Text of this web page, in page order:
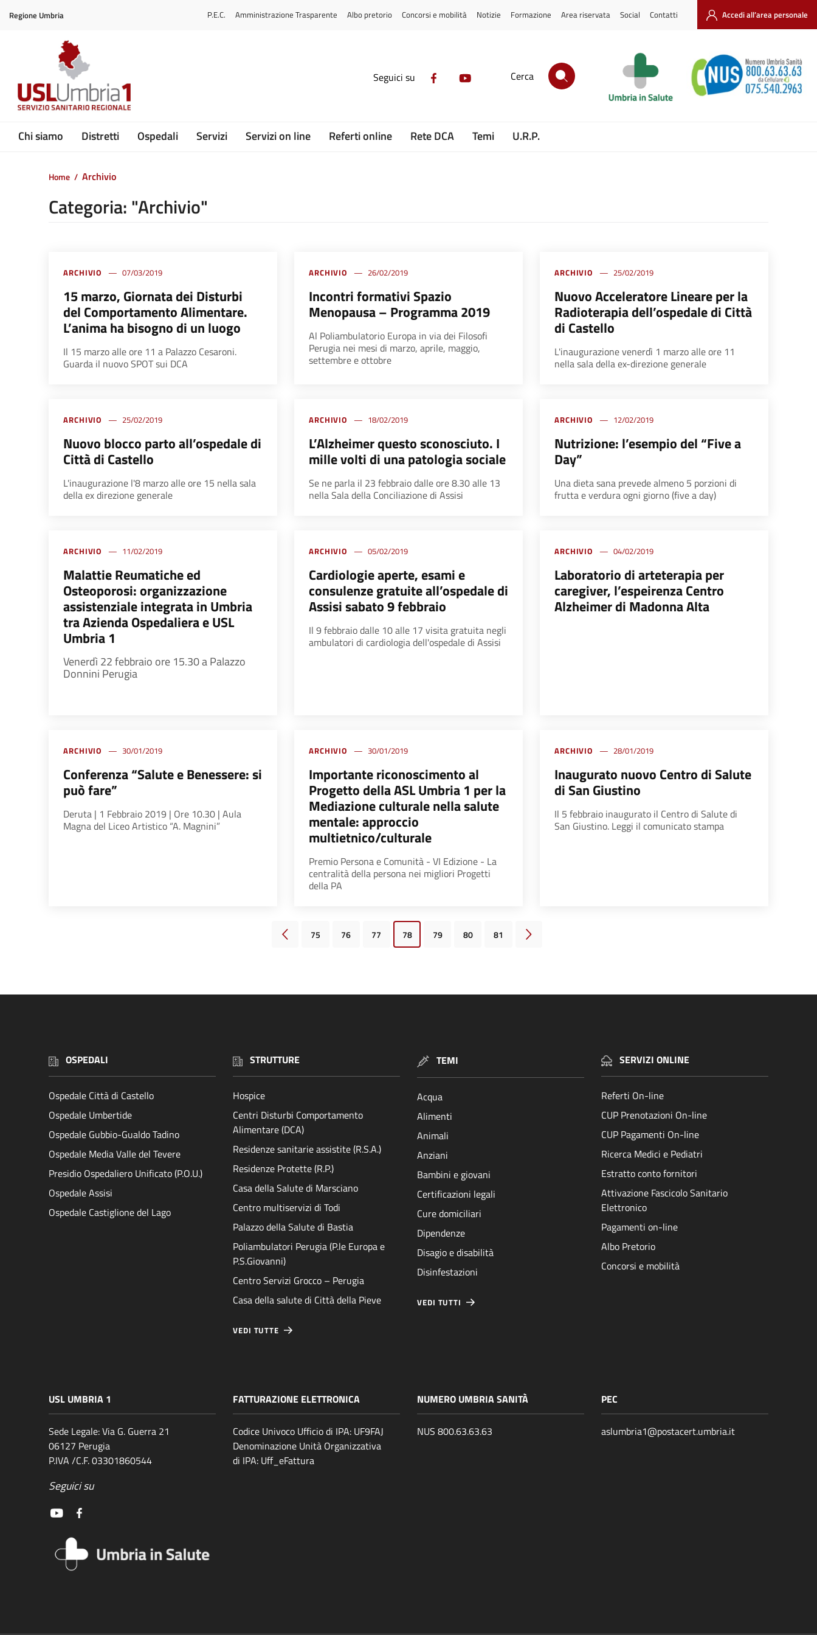
Vai al menu di navigazione
Vai al footer
Regione Umbria P.E.C. Amministrazione Trasparente Albo pretorio Concorsi e mobilità Notizie Formazione Area riservata Social Contatti Accedi all’area personale
Seguici su Cerca
Submenu
Chi siamo Distretti Ospedali Servizi Servizi on line Referti online Rete DCA Temi U.R.P.
Home / Archivio
Categoria: "Archivio"
ARCHIVIO 07/03/2019
15 marzo, Giornata dei Disturbi
del Comportamento Alimentare.
L’anima ha bisogno di un luogo
Il 15 marzo alle ore 11 a Palazzo Cesaroni.
Guarda il nuovo SPOT sui DCA
ARCHIVIO 26/02/2019
Incontri formativi Spazio
Menopausa – Programma 2019
Al Poliambulatorio Europa in via dei Filosofi
Perugia nei mesi di marzo, aprile, maggio,
settembre e ottobre
ARCHIVIO 25/02/2019
Nuovo Acceleratore Lineare per la
Radioterapia dell’ospedale di Città
di Castello
L'inaugurazione venerdì 1 marzo alle ore 11
nella sala della ex-direzione generale
ARCHIVIO 25/02/2019
Nuovo blocco parto all’ospedale di
Città di Castello
L'inaugurazione l'8 marzo alle ore 15 nella sala
della ex direzione generale
ARCHIVIO 18/02/2019
L’Alzheimer questo sconosciuto. I
mille volti di una patologia sociale
Se ne parla il 23 febbraio dalle ore 8.30 alle 13
nella Sala della Conciliazione di Assisi
ARCHIVIO 12/02/2019
Nutrizione: l’esempio del “Five a
Day”
Una dieta sana prevede almeno 5 porzioni di
frutta e verdura ogni giorno (five a day)
ARCHIVIO 11/02/2019
Malattie Reumatiche ed
Osteoporosi: organizzazione
assistenziale integrata in Umbria
tra Azienda Ospedaliera e USL
Umbria 1
Venerdì 22 febbraio ore 15.30 a Palazzo
Donnini Perugia
ARCHIVIO 05/02/2019
Cardiologie aperte, esami e
consulenze gratuite all’ospedale di
Assisi sabato 9 febbraio
Il 9 febbraio dalle 10 alle 17 visita gratuita negli
ambulatori di cardiologia dell'ospedale di Assisi
ARCHIVIO 04/02/2019
Laboratorio di arteterapia per
caregiver, l’espeirenza Centro
Alzheimer di Madonna Alta
ARCHIVIO 30/01/2019
Conferenza “Salute e Benessere: si
può fare”
Deruta | 1 Febbraio 2019 | Ore 10.30 | Aula
Magna del Liceo Artistico “A. Magnini”
ARCHIVIO 30/01/2019
Importante riconoscimento al
Progetto della ASL Umbria 1 per la
Mediazione culturale nella salute
mentale: approccio
multietnico/culturale
Premio Persona e Comunità - VI Edizione - La
centralità della persona nei migliori Progetti
della PA
ARCHIVIO 28/01/2019
Inaugurato nuovo Centro di Salute
di San Giustino
Il 5 febbraio inaugurato il Centro di Salute di
San Giustino. Leggi il comunicato stampa
Pagina precedente
75 76 77 78 79 80 81 Pagina successiva
OSPEDALI
Ospedale Città di Castello
Ospedale Umbertide
Ospedale Gubbio-Gualdo Tadino
Ospedale Media Valle del Tevere
Presidio Ospedaliero Unificato (P.O.U.)
Ospedale Assisi
Ospedale Castiglione del Lago
STRUTTURE
Hospice
Centri Disturbi Comportamento
Alimentare (DCA)
Residenze sanitarie assistite (R.S.A.)
Residenze Protette (R.P.)
Casa della Salute di Marsciano
Centro multiservizi di Todi
Palazzo della Salute di Bastia
Poliambulatori Perugia (P.le Europa e
P.S.Giovanni)
Centro Servizi Grocco – Perugia
Casa della salute di Città della Pieve
VEDI TUTTE
TEMI
Acqua
Alimenti
Animali
Anziani
Bambini e giovani
Certificazioni legali
Cure domiciliari
Dipendenze
Disagio e disabilità
Disinfestazioni
VEDI TUTTI
SERVIZI ONLINE
Referti On-line
CUP Prenotazioni On-line
CUP Pagamenti On-line
Ricerca Medici e Pediatri
Estratto conto fornitori
Attivazione Fascicolo Sanitario
Elettronico
Pagamenti on-line
Albo Pretorio
Concorsi e mobilità
USL UMBRIA 1
Sede Legale: Via G. Guerra 21
06127 Perugia
P.IVA /C.F. 03301860544
Seguici su
FATTURAZIONE ELETTRONICA
Codice Univoco Ufficio di IPA: UF9FAJ
Denominazione Unità Organizzativa
di IPA: Uff_eFattura
NUMERO UMBRIA SANITÀ
NUS 800.63.63.63
PEC
aslumbria1@postacert.umbria.it